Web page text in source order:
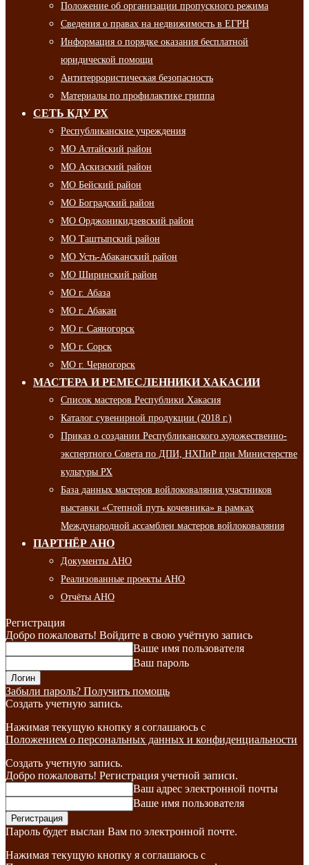
Положение об организации пропускного режима
Сведения о правах на недвижимость в ЕГРН
Информация о порядке оказания бесплатной
юридической помощи
Антитеррористическая безопасность
Материалы по профилактике гриппа
СЕТЬ КДУ РХ
Республиканские учреждения
МО Алтайский район
МО Аскизский район
МО Бейский район
МО Боградский район
МО Орджоникидзевский район
МО Таштыпский район
МО Усть-Абаканский район
МО Ширинский район
МО г. Абаза
МО г. Абакан
МО г. Саяногорск
МО г. Сорск
МО г. Черногорск
МАСТЕРА И РЕМЕСЛЕННИКИ ХАКАСИИ
Список мастеров Республики Хакасия
Каталог сувенирной продукции (2018 г.)
Приказ о создании Республиканского художественно-
экспертного Совета по ДПИ, НХПиР при Министерстве
культуры РХ
База данных мастеров войлоковаляния участников
выставки «Степной путь кочевника» в рамках
Международной ассамблеи мастеров войлоковаляния
ПАРТНЁР АНО
Документы АНО
Реализованные проекты АНО
Отчёты АНО
Регистрация
Добро пожаловать! Войдите в свою учётную запись
Ваше имя пользователя
Ваш пароль
Забыли пароль? Получить помощь
Создать учетную запись.
Нажимая текущую кнопку я соглашаюсь с
Положением о персональных данных и конфиденциальности
Создать учетную запись.
Добро пожаловать! Регистрация учетной записи.
Ваш адрес электронной почты
Ваше имя пользователя
Пароль будет выслан Вам по электронной почте.
Нажимая текущую кнопку я соглашаюсь с